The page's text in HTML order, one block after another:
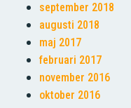
september 2018
augusti 2018
maj 2017
februari 2017
november 2016
oktober 2016